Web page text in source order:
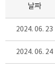
날짜
2024. 06. 23
2024. 06. 24